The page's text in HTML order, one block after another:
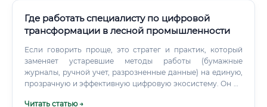
Где работать специалисту по цифровой
трансформации в лесной промышленности
Если говорить проще, это стратег и практик, который
заменяет устаревшие методы работы (бумажные
журналы, ручной учет, разрозненные данные) на единую,
прозрачную и эффективную цифровую экосистему. Он не
Читать статью →